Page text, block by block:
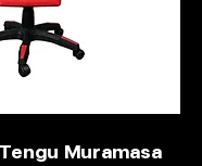
Muramasa